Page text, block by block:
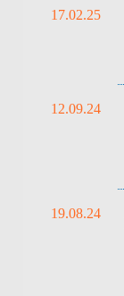
17.02.25
12.09.24
19.08.24